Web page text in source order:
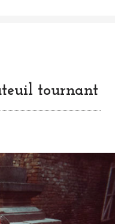
tournant